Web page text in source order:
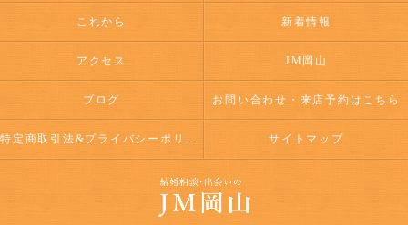
これから 新着情報
アクセス JM岡山
ブログ お問い合わせ・来店予約はこちら
特定商取引法&プライバシーポリシー サイトマップ